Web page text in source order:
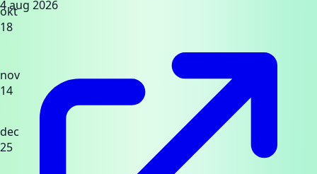
okt
18
nov
14
dec
25
4 aug 2026